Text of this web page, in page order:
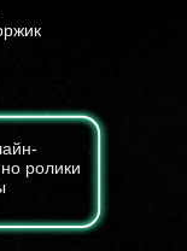
ролики